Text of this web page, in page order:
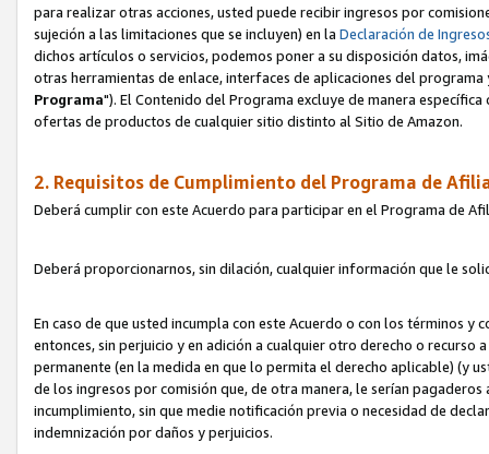
para realizar otras acciones, usted puede recibir ingresos por
sujeción a las limitaciones que se incluyen) en la Declaración de
dichos artículos o servicios, podemos poner a su disposición datos,
otras herramientas de enlace, interfaces de aplicaciones del
Programa"). El Contenido del Programa excluye de manera
ofertas de productos de cualquier sitio distinto al Sitio de Amazon.
2. Requisitos de Cumplimiento del Programa de
Deberá cumplir con este Acuerdo para participar en el Programa de
Deberá proporcionarnos, sin dilación, cualquier información que le
En caso de que usted incumpla con este Acuerdo o con los términos
entonces, sin perjuicio y en adición a cualquier otro derecho o
permanente (en la medida en que lo permita el derecho aplicable) (y
de los ingresos por comisión que, de otra manera, le serían
incumplimiento, sin que medie notificación previa o necesidad de
indemnización por daños y perjuicios.